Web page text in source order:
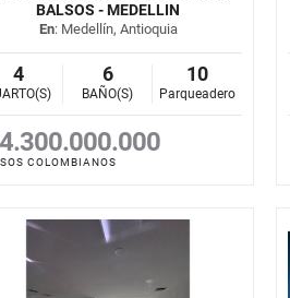
BALSOS - MEDELLIN
En: Medellín, Antioquia
4 6
BAÑO(S)
10
Parqueadero
COLOMBIANOS